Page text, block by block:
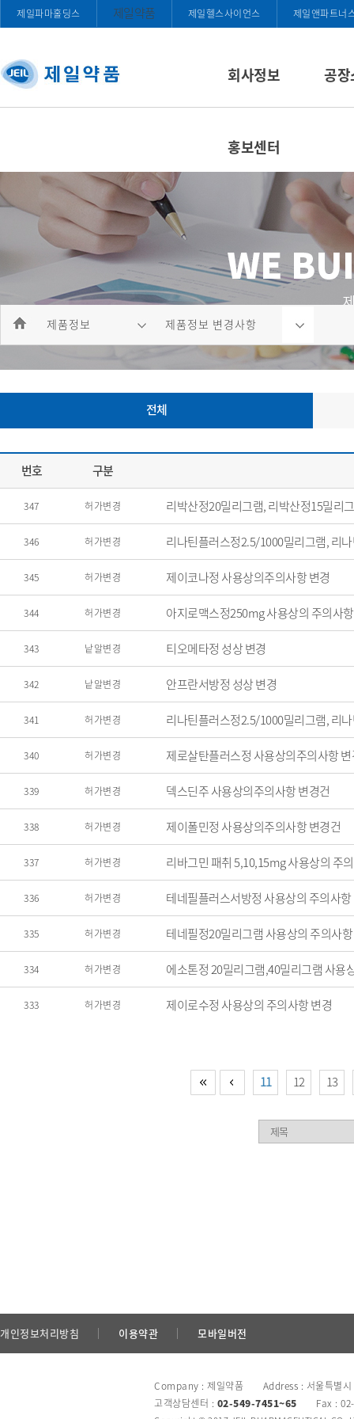
제일파마홀딩스 제일약품 제일헬스사이언스 제일앤파트너
회사정보 공
홍보센터
제품정보 제품정보 변경사항
전체
번호 구분
347 허가변경 리박산정20밀리그램, 리박산정15밀리
346 허가변경 리나틴플러스정2.5/1000밀리그램, 리
345 허가변경 제이코나정 사용상의주의사항 변경
344 허가변경 아지로맥스정250mg 사용상의 주의사
343 낱알변경 티오메타정 성상 변경
342 낱알변경 안프란서방정 성상 변경
341 허가변경 리나틴플러스정2.5/1000밀리그램, 리
340 허가변경 제로살탄플러스정 사용상의주의사항
339 허가변경 덱스딘주 사용상의주의사항 변경건
338 허가변경 제이폴민정 사용상의주의사항 변경건
337 허가변경 리바그민 패취 5,10,15mg 사용상의 주
336 허가변경 테네필플러스서방정 사용상의 주의사항
335 허가변경 테네필정20밀리그램 사용상의 주의사
334 허가변경 에소톤정 20밀리그램,40밀리그램 사용
333 허가변경 제이로수정 사용상의 주의사항 변경
11 12 13
개인정보처리방침 이용약관 모바일버전
Company : 제일약품 Address : 서울특별시
고객상담센터 : 02-549-7451~65 Fax :